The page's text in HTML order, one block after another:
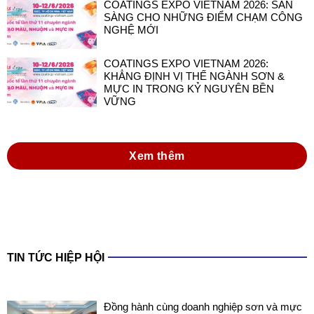
COATINGS EXPO VIETNAM 2026: SẴN
SÀNG CHO NHỮNG ĐIỂM CHẠM CÔNG
NGHỆ MỚI
COATINGS EXPO VIETNAM 2026:
KHẲNG ĐỊNH VỊ THẾ NGÀNH SƠN &
MỰC IN TRONG KỶ NGUYÊN BỀN
VỮNG
Xem thêm
TIN TỨC HIỆP HỘI
Đồng hành cùng doanh nghiệp sơn và mực